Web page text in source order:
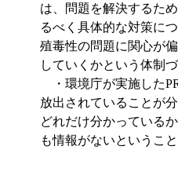
は、問題を解決するた
るべく具体的な対策に
殖毒性の問題に関心が
していくかという体制
・環境庁が実施した
放出されていることが
どれだけ分かっている
も情報がないということ